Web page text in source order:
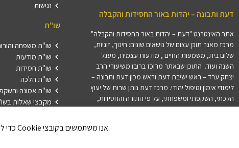
דעת ותבונה – יהדות באור החסידות והקבלה
אתר האינטרנט "דעת – יהדות באור החסידות והקבלה"
מרכז מאגר תוכן עצום של נושאים שונים: חינוך, זוגיות,
שלום בית, משמעות החיים , מודעות עצמית, מעגל
השנה ועוד.. התוכן שבאתר מרוכז ברובו משיעורי הרב
יצחק ערד – ראש ישיבת דעת וראש מכון דעת ותבונה –
לימודי אימון וטיפול יהודי. מרכז דעת נותן שרות של יעוץ
הלכתי, השקפתי ומשפחתי, על פי התורה והחסידות,
לרבני ודייני קהילות ולאנשים פרטיים בארץ ובתפוצות.
חלק מהתשובות מתפרסמות באתר זו במדור שאלות
נגישות
שו"ת
שו"ת משפחה
שו"ת מודעות
שו"ת חסידות
שו"ת הלכה
שו"ת אמונה
מקבצי שאלות
אנו משתמשים בקובצי Cookie כדי לשפר את חווית הגלישה שלך ולנתח את תנועת הגולשים באתר. האם את/ה מסכים/ה לשימוש בקובצי Cookie?